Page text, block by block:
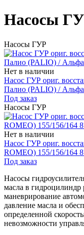
Насосы
Насосы ГУР
Нет в наличии
Насос ГУР ориг.
Палио (PALIO) /
Под заказ
Насосы ГУР
Нет в наличии
Насос ГУР ориг.
ROMEO) 155/156/164
Под заказ
Насосы
масла в гидроцилиндр
маневрирование
давление масла и
определенной
невозможности